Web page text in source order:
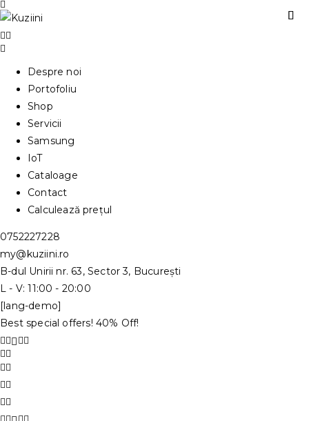
Despre noi
Portofoliu
Shop
Servicii
Samsung
IoT
Cataloage
Contact
Calculează prețul
0752227228
my@kuziini.ro
B-dul Unirii nr. 63, Sector 3, București
L - V: 11:00 - 20:00
[lang-demo]
Best special offers! 40% Off!